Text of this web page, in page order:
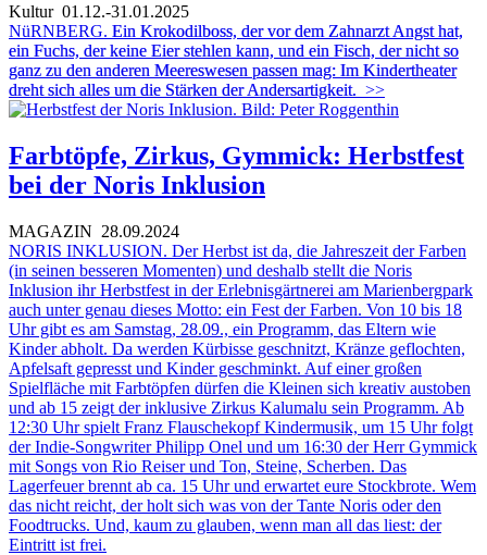
Kultur01.12.-31.01.2025
NüRNBERG. Ein Krokodilboss, der vor dem Zahnarzt Angst hat,
ein Fuchs, der keine Eier stehlen kann, und ein Fisch, der nicht so
ganz zu den anderen Meereswesen passen mag: Im Kindertheater
dreht sich alles um die Stärken der Andersartigkeit. >>
Farbtöpfe, Zirkus, Gymmick: Herbstfest
bei der Noris Inklusion
MAGAZIN 28.09.2024
NORIS INKLUSION. Der Herbst ist da, die Jahreszeit der Farben
(in seinen besseren Momenten) und deshalb stellt die Noris
Inklusion ihr Herbstfest in der Erlebnisgärtnerei am Marienbergpark
auch unter genau dieses Motto: ein Fest der Farben. Von 10 bis 18
Uhr gibt es am Samstag, 28.09., ein Programm, das Eltern wie
Kinder abholt. Da werden Kürbisse geschnitzt, Kränze geflochten,
Apfelsaft gepresst und Kinder geschminkt. Auf einer großen
Spielfläche mit Farbtöpfen dürfen die Kleinen sich kreativ austoben
und ab 15 zeigt der inklusive Zirkus Kalumalu sein Programm. Ab
12:30 Uhr spielt Franz Flauschekopf Kindermusik, um 15 Uhr folgt
der Indie-Songwriter Philipp Onel und um 16:30 der Herr Gymmick
mit Songs von Rio Reiser und Ton, Steine, Scherben. Das
Lagerfeuer brennt ab ca. 15 Uhr und erwartet eure Stockbrote. Wem
das nicht reicht, der holt sich was von der Tante Noris oder den
Foodtrucks. Und, kaum zu glauben, wenn man all das liest: der
Eintritt ist frei.